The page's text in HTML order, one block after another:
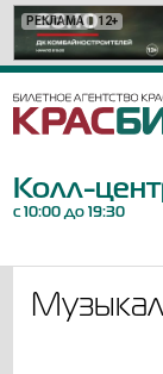
РЕКЛАМА 12+
РЕКЛАМА 12+
РЕКЛАМА 6+
РЕКЛАМА 12+
РЕКЛАМА 16+
РЕКЛАМА 12+
РЕКЛАМА 12+
РЕКЛАМА 16+
РЕКЛАМА 18+
РЕКЛАМА 18+
РЕКЛАМА 12+
РЕКЛАМА 0+
РЕКЛАМА 6+
РЕКЛАМА 6+
РЕКЛАМА 12+
РЕКЛАМА 6+
РЕКЛАМА 6+
РЕКЛАМА 12+
РЕКЛАМА 12+
РЕКЛАМА 6+
Колл-
с 10:00 до 19:30